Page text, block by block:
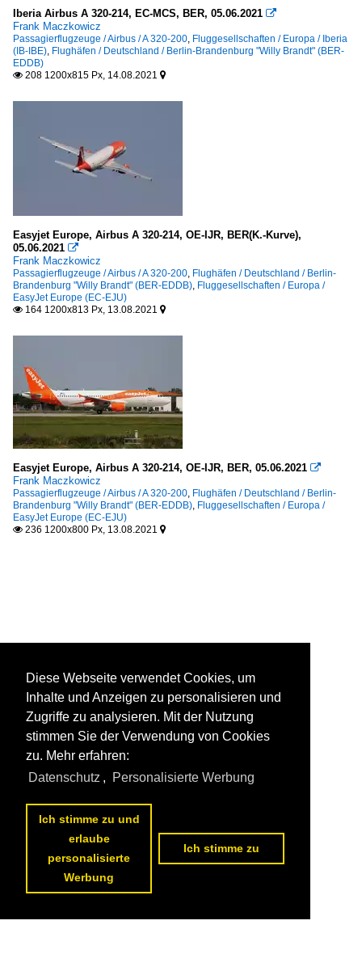
Iberia Airbus A 320-214, EC-MCS, BER, 05.06.2021 
Frank Maczkowicz
Passagierflugzeuge / Airbus / A 320-200, Fluggesellschaften / Europa / Iberia
(IB-IBE), Flughäfen / Deutschland / Berlin-Brandenburg "Willy Brandt" (BER-
EDDB)
 208 1200x815 Px, 14.08.2021 
Easyjet Europe, Airbus A 320-214, OE-IJR, BER(K.-Kurve),
05.06.2021 
Frank Maczkowicz
Passagierflugzeuge / Airbus / A 320-200, Flughäfen / Deutschland / Berlin-
Brandenburg "Willy Brandt" (BER-EDDB), Fluggesellschaften / Europa /
EasyJet Europe (EC-EJU)
 164 1200x813 Px, 13.08.2021 
Easyjet Europe, Airbus A 320-214, OE-IJR, BER, 05.06.2021 
Frank Maczkowicz
Passagierflugzeuge / Airbus / A 320-200, Flughäfen / Deutschland / Berlin-
Brandenburg "Willy Brandt" (BER-EDDB), Fluggesellschaften / Europa /
EasyJet Europe (EC-EJU)
 236 1200x800 Px, 13.08.2021 
Diese Webseite verwendet Cookies, um
Inhalte und Anzeigen zu personalisieren und
Zugriffe zu analysieren. Mit der Nutzung
stimmen Sie der Verwendung von Cookies
zu. Mehr erfahren:
Datenschutz , Personalisierte Werbung
Ich stimme zu und
erlaube
personalisierte
Werbung
Ich stimme zu